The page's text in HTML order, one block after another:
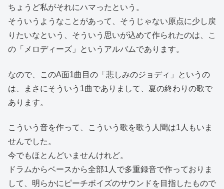
ちょうど私がそれにハマったという。
そういうようなことがあって、そうじゃない原点に少し戻
りたいなという、そういう思いが込めて作られたのは、こ
の「メロディーズ」というアルバムであります。
なので、このA面1曲目の「悲しみのジョディ」というの
は、まさにそういう1曲でありまして、夏の終わりの歌で
あります。
こういう音を作って、こういう歌を歌う人間は1人もいま
せんでした。
今でもほとんどいませんけれど。
ドラムからベースから全部1人で多重録音で作っておりま
して、明らかにピーチボイズのサウンドを目指したもので